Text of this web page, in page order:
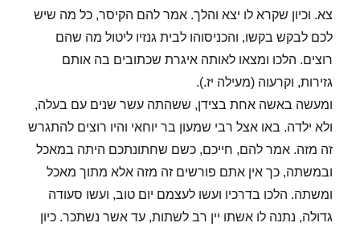
צא. וכיון שקרא לו יצא והלך. אמר להם הקיסר, כל מה שיש
לכם לבקש בקשו, והכניסוהו לבית גנזיו ליטול מה שהם
רוצים. הלכו ומצאו לאותה איגרת שכתובים בה אותם
גזירות, וקרעוה (מעילה יז.).
ומעשה באשה אחת בצידן, ששהתה עשר שנים עם בעלה,
ולא ילדה. באו אצל רבי שמעון בר יוחאי והיו רוצים להתגרש
זה מזה. אמר להם, חייכם, כשם שחתונתכם היתה במאכל
ובמשתה, כך אין אתם פורשים זה מזה אלא מתוך מאכל
ומשתה. הלכו בדרכיו ועשו לעצמם יום טוב, ועשו סעודה
גדולה, נתנה לו אשתו יין רב לשתות, עד אשר נשתכר. כיון